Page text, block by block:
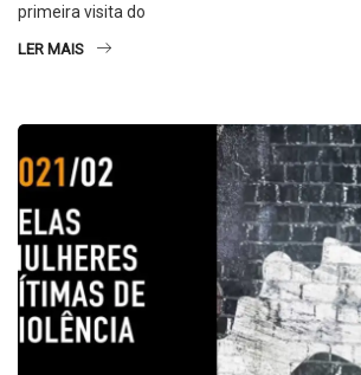
primeira visita do
LER MAIS